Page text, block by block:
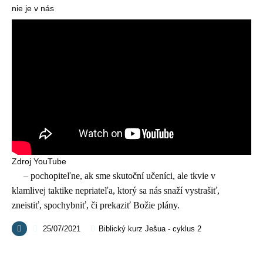
nie je v nás
Zdroj YouTube
– pochopiteľne, ak sme skutoční učeníci, ale tkvie v
klamlivej taktike nepriateľa, ktorý sa nás snaží vystrašiť,
zneistiť, spochybniť, či prekaziť Božie plány.
25/07/2021 Biblický kurz Ješua - cyklus 2